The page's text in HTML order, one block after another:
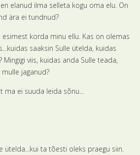
elanud ilma selleta kogu oma elu. On
ära ei tundnud?
korda minu ellu. Kas on olemas
saaksin Sulle ütelda, kuidas
viis, kuidas anda Sulle teada,
jaganud?
ma ei suuda leida sõnu...
ütelda...kui ta tõesti oleks praegu siin.